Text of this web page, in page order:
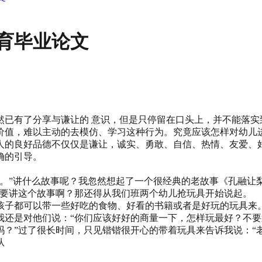
毕业论文
有了分享与谦让的 意识，但是只停留在口头上，并不能落
，难以主动的去模仿、学习这种行为。究竟应该怎样对幼
良好品德不仅仅是谦让，诚实、勇敢、自信、热情、友爱
引导。
”讲什么故事呢？我忽然想起了一个很经典的老故事《孔融
这个故事啊？那还得从我们班两个幼儿抢玩具开始说起。
都可以带一些好吃的食物、好看的书籍或者是好玩的玩具
是对他们说：“你们应该好好的商量一下，怎样玩最好？不
”过了很长时间，只见锴锴很开心的带着玩具来告诉我说：